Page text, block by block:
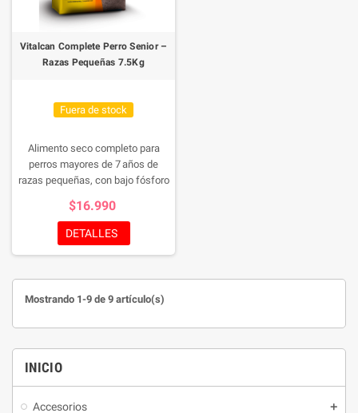
INICIO
Accesorios
Vitalcan Complete Perro Senior –
Razas Pequeñas 7.5Kg
Fuera de stock
Alimento seco completo para
perros mayores de 7 años de
razas pequeñas, con bajo fósforo
glucosamina, MSM y
hexametafosfato para apoyar
salud renal, articular y bucal.
$16.990
DETALLES
Mostrando 1-9 de 9 artículo(s)